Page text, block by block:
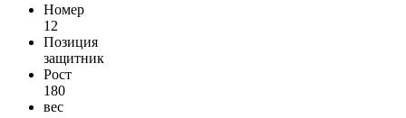
Номер
12
Позиция
защитник
Рост
180
вес